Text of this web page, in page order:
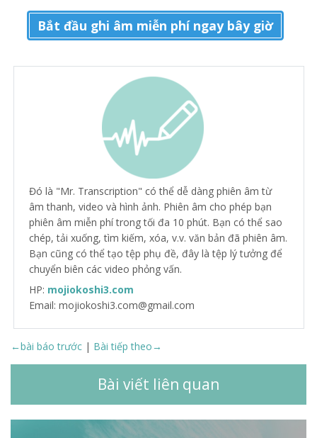
Bắt đầu ghi âm miễn phí ngay bây giờ
Đó là "Mr. Transcription" có thể dễ dàng phiên âm từ
âm thanh, video và hình ảnh. Phiên âm cho phép bạn
phiên âm miễn phí trong tối đa 10 phút. Bạn có thể sao
chép, tải xuống, tìm kiếm, xóa, v.v. văn bản đã phiên âm.
Bạn cũng có thể tạo tệp phụ đề, đây là tệp lý tưởng để
chuyển biên các video phỏng vấn.
HP: mojiokoshi3.com
Email: mojiokoshi3.com@gmail.com
←bài báo trước | Bài tiếp theo→
Bài viết liên quan